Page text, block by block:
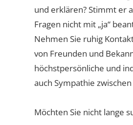
und erklären? Stimmt er
Fragen nicht mit „ja“
Nehmen Sie ruhig
von Freunden und
höchstpersönliche und
auch Sympathie
Möchten Sie nicht lange